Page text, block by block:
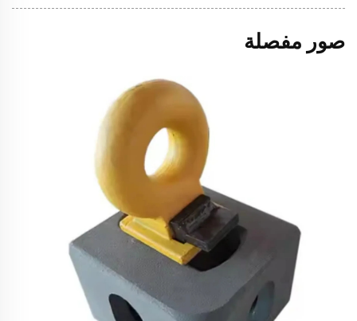
صور مفصلة